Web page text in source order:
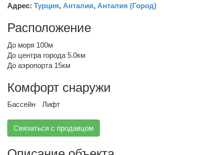
Адрес: Турция, Анталия, Анталия (Город)
Расположение
До моря 100м
До центра города 5.0км
До аэропорта 15км
Комфорт снаружи
Бассейн Лифт
Связаться с продавцом